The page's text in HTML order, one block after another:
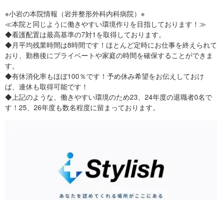
※小岩の本院情報（岩井整形外科内科病院）※
≪本院と同じように働きやすい環境作りを目指しております！≫
◆看護配置は最高基準の7対1を取得しております。
◆月平均残業時間は8時間です！ほとんど定時にお仕事を終えられて
おり、勤務後にプライベートや家庭の時間を確保することができま
す。
◆有休消化率もほぼ100％です！予め休み希望をお伝えしておけ
ば、連休も取得可能です！
◆上記のような、働きやすい環境のため23、24年度の退職者0名で
す！25、26年度も数名程度に留まっております。